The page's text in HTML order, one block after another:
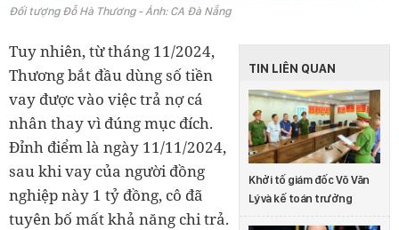
Đối tượng Đỗ Hà Thương - Ảnh: CA Đà Nẵng
TIN LIÊN QUAN
Khởi tố giám đốc Võ Văn
Lý và kế toán trưởng
Tuy nhiên, từ tháng 11/2024,
Thương bắt đầu dùng số tiền
vay được vào việc trả nợ cá
nhân thay vì đúng mục đích.
Đỉnh điểm là ngày 11/11/2024,
sau khi vay của người đồng
nghiệp này 1 tỷ đồng, cô đã
tuyên bố mất khả năng chi trả.